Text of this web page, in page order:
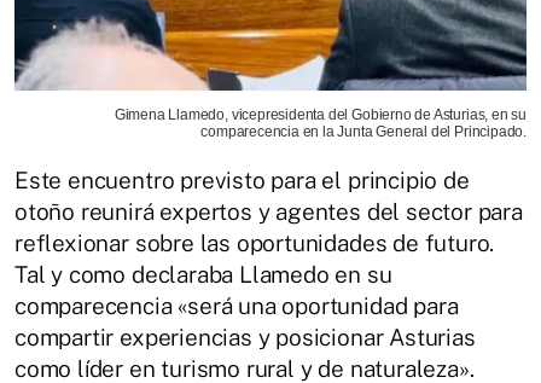
Gimena Llamedo, vicepresidenta del Gobierno de Asturias, en su
comparecencia en la Junta General del Principado.
Este encuentro previsto para el principio de
otoño reunirá expertos y agentes del sector para
reflexionar sobre las oportunidades de futuro.
Tal y como declaraba Llamedo en su
comparecencia «será una oportunidad para
compartir experiencias y posicionar Asturias
como líder en turismo rural y de naturaleza».